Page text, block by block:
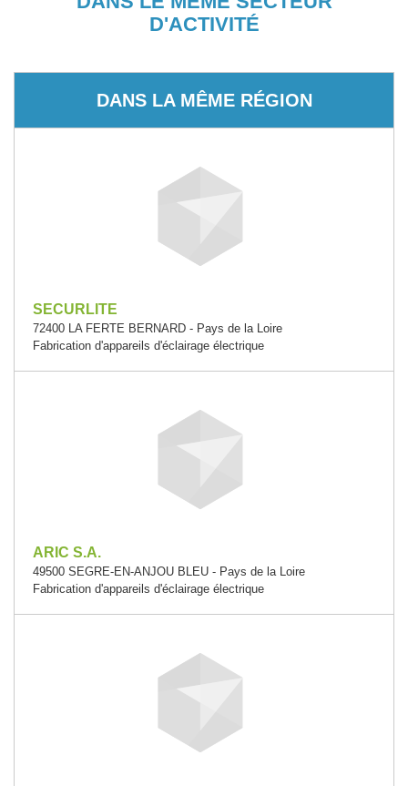
D'ACTIVITÉ
DANS LA MÊME RÉGION
SECURLITE
72400 LA FERTE BERNARD - Pays de la Loire
Fabrication d'appareils d'éclairage électrique
ARIC S.A.
49500 SEGRE-EN-ANJOU BLEU - Pays de la Loire
Fabrication d'appareils d'éclairage électrique